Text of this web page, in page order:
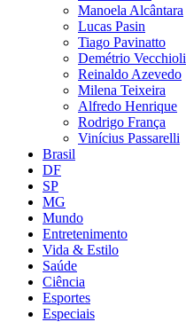
Manoela Alcântara
Lucas Pasin
Tiago Pavinatto
Demétrio Vecchioli
Reinaldo Azevedo
Milena Teixeira
Alfredo Henrique
Rodrigo França
Vinícius Passarelli
Brasil
DF
SP
MG
Mundo
Entretenimento
Vida & Estilo
Saúde
Ciência
Esportes
Especiais